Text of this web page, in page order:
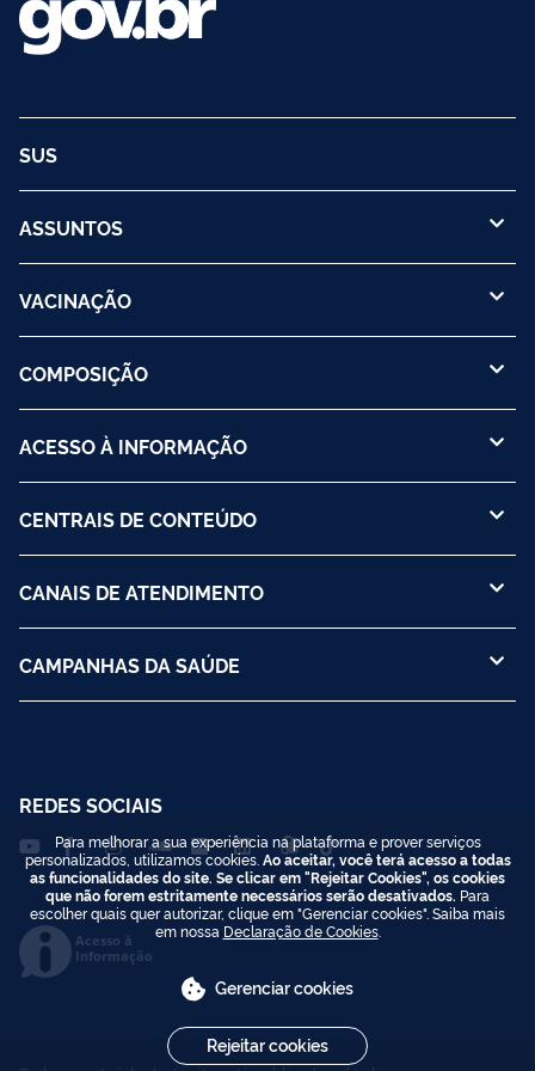
SUS
ASSUNTOS
VACINAÇÃO
COMPOSIÇÃO
ACESSO À INFORMAÇÃO
CENTRAIS DE CONTEÚDO
CANAIS DE ATENDIMENTO
CAMPANHAS DA SAÚDE
REDES SOCIAIS
Acesso à
Informação
Para melhorar a sua experiência na plataforma e prover serviços
personalizados, utilizamos cookies. Ao aceitar, você terá acesso a todas
as funcionalidades do site. Se clicar em "Rejeitar Cookies", os cookies
que não forem estritamente necessários serão desativados. Para
escolher quais quer autorizar, clique em "Gerenciar cookies". Saiba mais
em nossa Declaração de Cookies.
Gerenciar cookies
Rejeitar cookies